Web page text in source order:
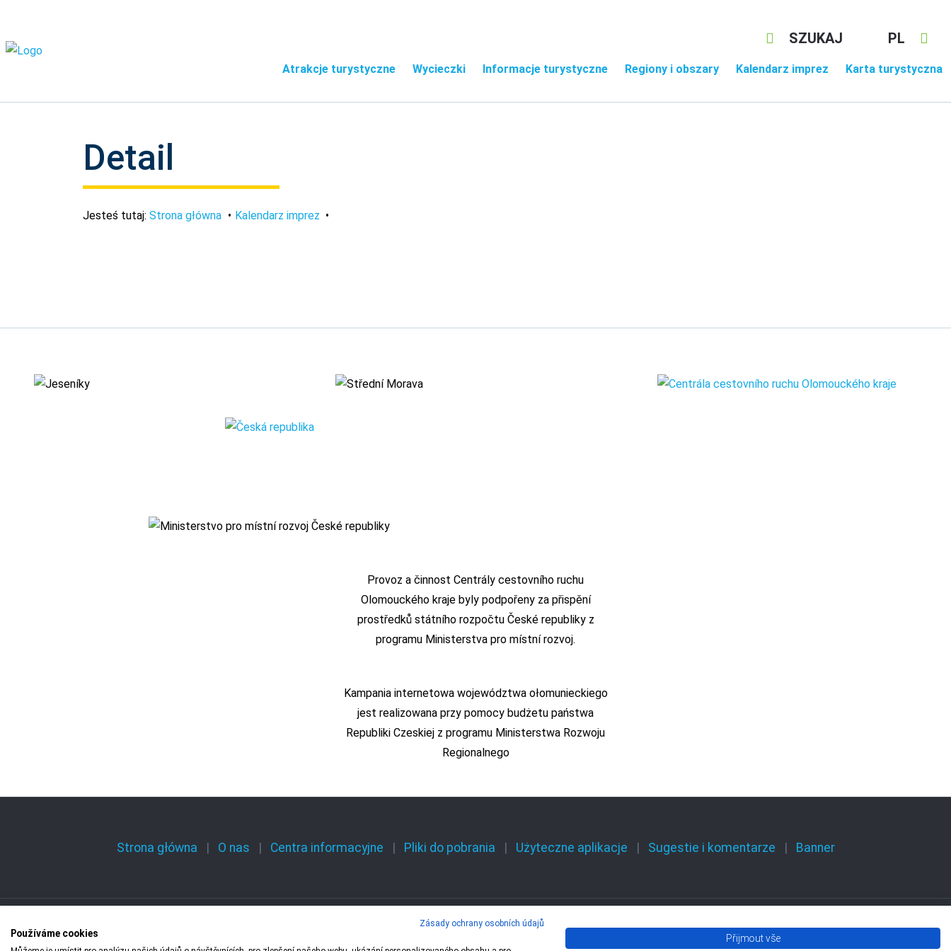
PL
SZUKAJ
Atrakcje turystyczne Wycieczki Informacje turystyczne Regiony i obszary Kalendarz imprez Karta turystyczna
Detail
Jesteś tutaj: Strona główna Kalendarz imprez
Strona główna O nas Centra informacyjne Pliki do pobrania Użyteczne aplikacje Sugestie i komentarze Banner
Provoz a činnost Centrály cestovního ruchu
Olomouckého kraje byly podpořeny za přispění
prostředků státního rozpočtu České republiky z
programu Ministerstva pro místní rozvoj.
Kampania internetowa województwa ołomunieckiego
jest realizowana przy pomocy budżetu państwa
Republiki Czeskiej z programu Ministerstwa Rozwoju
Regionalnego
Copyright © 2009 – 1 Olomoucký kraj,Centrála cestovního ruchu Olomouckého kraje
Zásady ochrany osobních údajů
Používáme cookies Přijmout vše